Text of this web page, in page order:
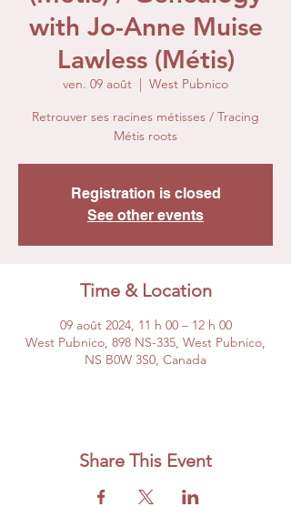
with Jo-Anne Muise
Lawless (Métis)
ven. 09 août
  |
West Pubnico
Retrouver ses racines métisses / Tracing
Métis roots
Registration is closed
See other events
Time & Location
09 août 2024, 11 h 00 – 12 h 00
West Pubnico, 898 NS-335, West Pubnico,
NS B0W 3S0, Canada
Share This Event